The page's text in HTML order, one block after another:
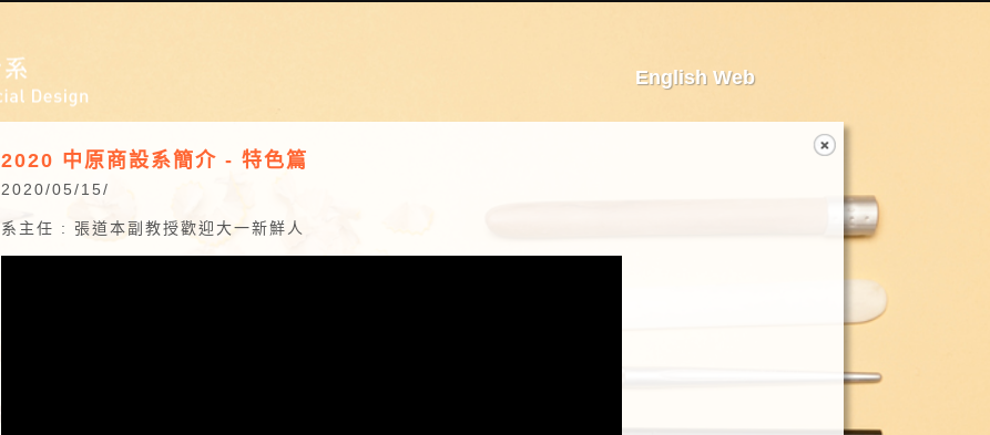
English Web
2020 中原商設系簡介 - 特色篇
2020/05/15/
系主任 : 張道本副教授歡迎大一新鮮人